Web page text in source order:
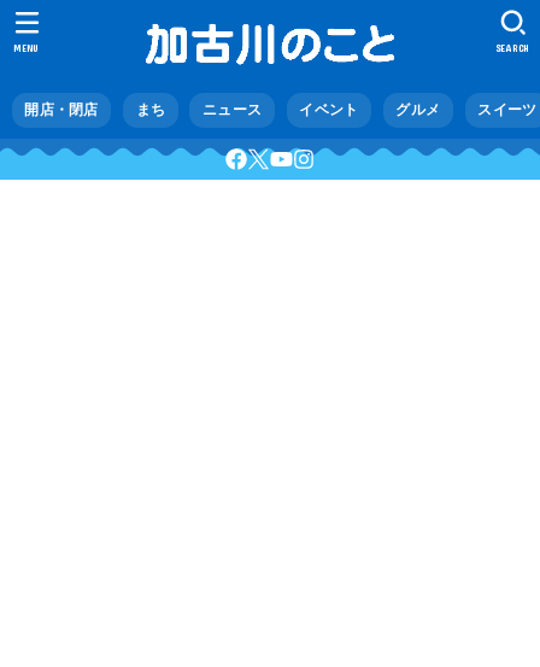
開店・閉店 まち ニュース イベント グルメ スイーツ
SEARCH
MENU